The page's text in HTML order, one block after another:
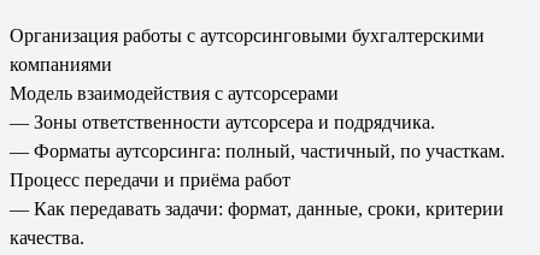
Организация работы с аутсорсинговыми бухгалтерскими
компаниями
Модель взаимодействия с аутсорсерами
— Зоны ответственности аутсорсера и подрядчика.
— Форматы аутсорсинга: полный, частичный, по участкам.
Процесс передачи и приёма работ
— Как передавать задачи: формат, данные, сроки, критерии
качества.